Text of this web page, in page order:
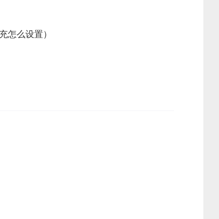
怎么设置）